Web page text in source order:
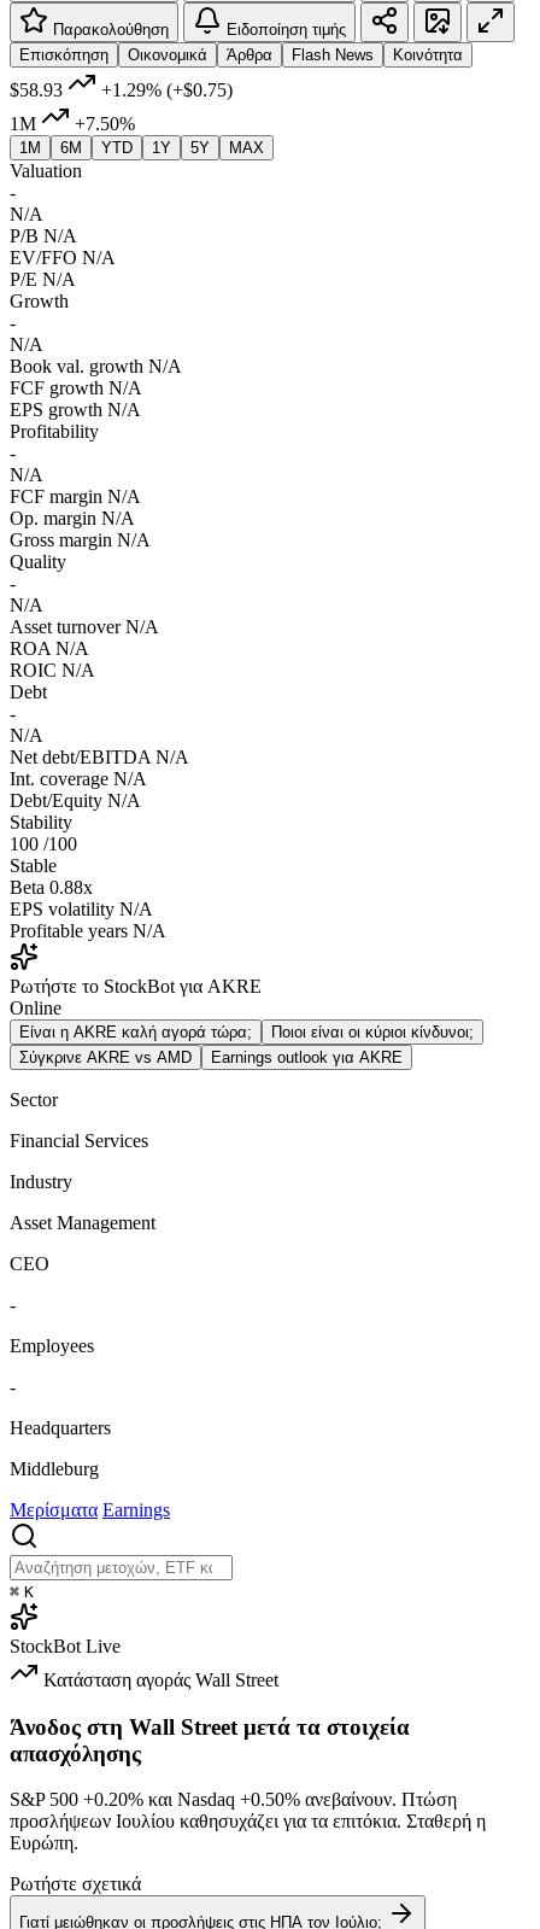
Παρακολούθηση
Ειδοποίηση τιμής
Επισκόπηση
Οικονομικά Άρθρα Flash News Κοινότητα
$58.93 +1.29% (+$0.75)
1M
+7.50%
1M 6M YTD 1Y 5Y MAX
Valuation
-
N/A
P/B N/A
EV/FFO N/A
P/E N/A
Growth
-
N/A
Book val. growth N/A
FCF growth N/A
EPS growth N/A
Profitability
-
N/A
FCF margin N/A
Op. margin N/A
Gross margin N/A
Quality
-
N/A
Asset turnover N/A
ROA N/A
ROIC N/A
Debt
-
N/A
Net debt/EBITDA N/A
Int. coverage N/A
Debt/Equity N/A
Stability
100 /100
Stable
Beta 0.88x
EPS volatility N/A
Profitable years N/A
Ρωτήστε το StockBot για AKRE
Online
Είναι η AKRE καλή αγορά τώρα;
Ποιοι είναι οι κύριοι κίνδυνοι;
Σύγκρινε AKRE vs AMD
Earnings outlook για AKRE
Sector
Financial Services
Industry
Asset Management
CEO
-
Employees
-
Headquarters
Middleburg
Μερίσματα Earnings
⌘ K
StockBot Live
Κατάσταση αγοράς Wall Street
Άνοδος στη Wall Street μετά τα στοιχεία
απασχόλησης
S&P 500 +0.20% και Nasdaq +0.50% ανεβαίνουν. Πτώση
προσλήψεων Ιουλίου καθησυχάζει για τα επιτόκια. Σταθερή η
Ευρώπη.
Ρωτήστε σχετικά
Γιατί μειώθηκαν οι προσλήψεις στις ΗΠΑ τον Ιούλιο;